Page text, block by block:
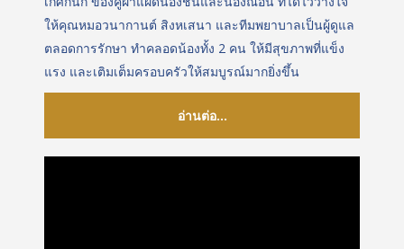
ให้คุณหมอวนากานต์ สิงหเสนา และทีมพยาบาลเป็นผู้ดูแล
ตลอดการรักษา ทำคลอดน้องทั้ง 2 คน ให้มีสุขภาพที่แข็ง
แรง และเติมเต็มครอบครัวให้สมบูรณ์มากยิ่งขึ้น
อ่านต่อ...